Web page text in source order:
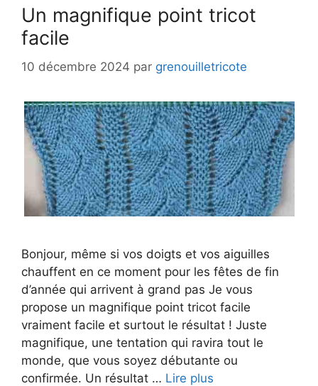
Un magnifique point tricot
facile
10 décembre 2024 par grenouilletricote
Bonjour, même si vos doigts et vos aiguilles
chauffent en ce moment pour les fêtes de fin
d’année qui arrivent à grand pas Je vous
propose un magnifique point tricot facile
vraiment facile et surtout le résultat ! Juste
magnifique, une tentation qui ravira tout le
monde, que vous soyez débutante ou
confirmée. Un résultat … Lire plus